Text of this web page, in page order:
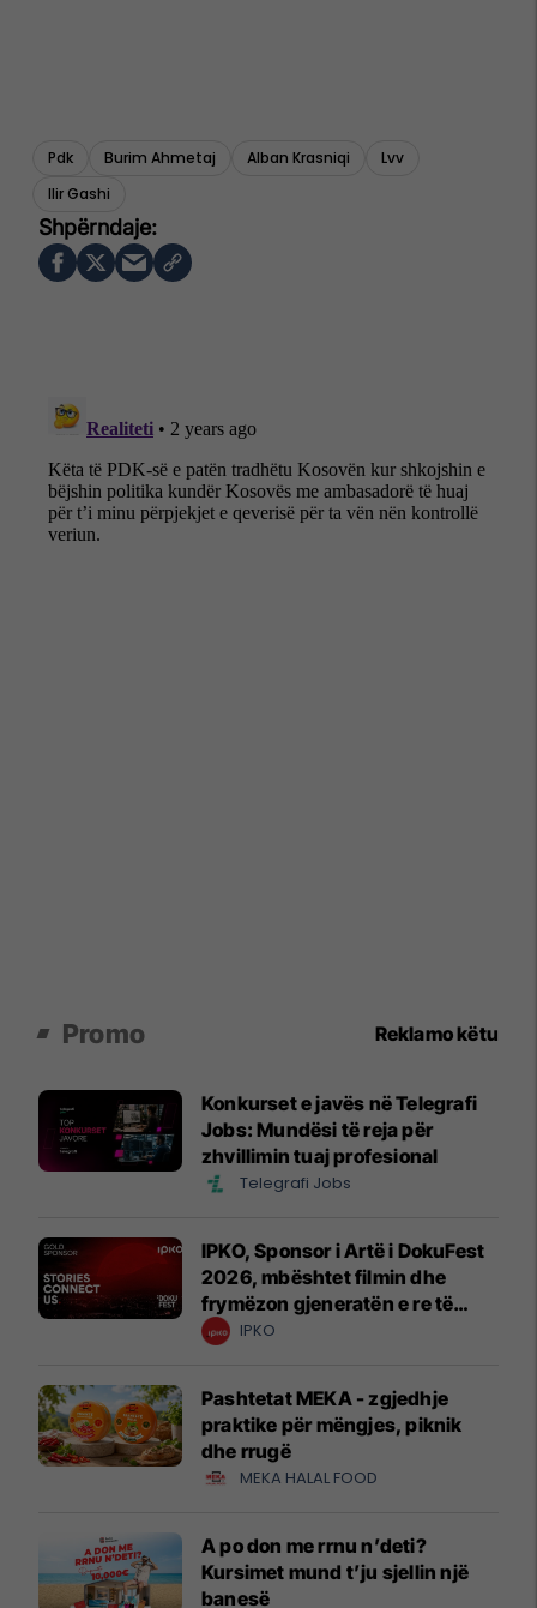
Pdk Burim Ahmetaj Alban Krasniqi
Lvv
Ilir Gashi
Promo Reklamo këtu
Konkurset e javës në Telegrafi
Jobs: Mundësi të reja për
zhvillimin tuaj profesional
Telegrafi Jobs
IPKO, Sponsor i Artë i DokuFest
2026, mbështet filmin dhe
frymëzon gjeneratën e re të
krijuesve
IPKO
Pashtetat MEKA - zgjedhje
praktike për mëngjes, piknik
dhe rrugë
MEKA HALAL FOOD
A po don me rrnu n’deti?
Kursimet mund t’ju sjellin një
banesë